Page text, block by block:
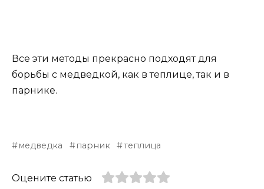
Все эти методы прекрасно подходят для
борьбы с медведкой, как в теплице, так и в
парнике.
медведка парник теплица
Оцените статью